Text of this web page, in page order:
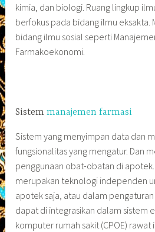
kimia, dan biologi. Ruang lingkup
berfokus pada bidang ilmu eksakta.
bidang ilmu sosial seperti
Farmakoekonomi.
Sistemmanajemen farmasi
Sistem yang menyimpan data dan
fungsionalitas yang mengatur. Dan
penggunaan obat-obatan di
merupakan teknologi independen
apotek saja, atau dalam
dapat di integrasikan dalam sistem
komputer rumah sakit (CPOE) rawat